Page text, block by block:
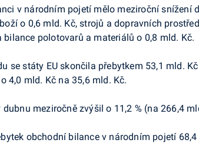
v národním pojetí mělo meziroční
o 0,6 mld. Kč, strojů a dopravních
polotovarů a materiálů o 0,8 mld. Kč.
se státy EU skončila přebytkem 53,1 mld.
4,0 mld. Kč na 35,6 mld. Kč.
meziročně zvýšil o 11,2 % (na 266,4
obchodní bilance v národním pojetí